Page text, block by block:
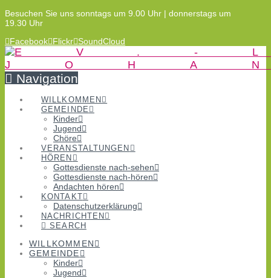
Besuchen Sie uns sonntags um 9.00 Uhr | donnerstags um
19.30 Uhr
Facebook Flickr SoundCloud
Navigation
WILLKOMMEN
GEMEINDE
Kinder
Jugend
Chöre
VERANSTALTUNGEN
HÖREN
Gottesdienste nach-sehen
Gottesdienste nach-hören
Andachten hören
KONTAKT
Datenschutzerklärung
NACHRICHTEN
SEARCH
WILLKOMMEN
GEMEINDE
Kinder
Jugend